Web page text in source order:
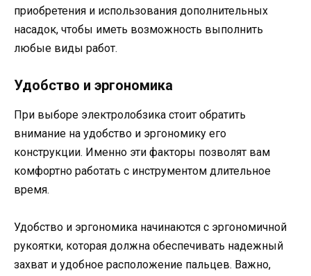
приобретения и использования дополнительных
насадок, чтобы иметь возможность выполнить
любые виды работ.
Удобство и эргономика
При выборе электролобзика стоит обратить
внимание на удобство и эргономику его
конструкции. Именно эти факторы позволят вам
комфортно работать с инструментом длительное
время.
Удобство и эргономика начинаются с эргономичной
рукоятки, которая должна обеспечивать надежный
захват и удобное расположение пальцев. Важно,